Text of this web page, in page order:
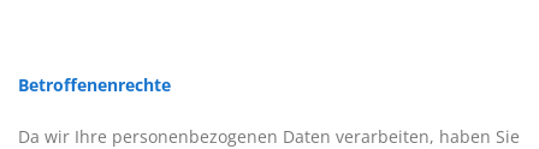
Betroffenenrechte
Da wir Ihre personenbezogenen Daten verarbeiten, haben Sie